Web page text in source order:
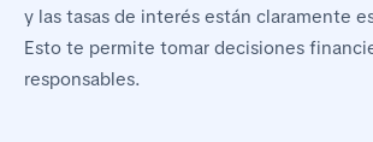
y las tasas de interés están claramente
Esto te permite tomar decisiones
responsables.